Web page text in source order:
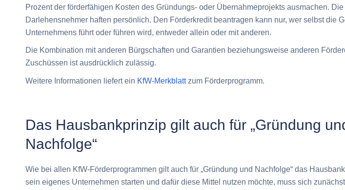
Prozent der förderfähigen Kosten des Gründungs- oder Übernahmeprojekts ausmachen. Die
Darlehensnehmer haften persönlich. Den Förderkredit beantragen kann nur, wer selbst die
Unternehmens führt oder führen wird, entweder allein oder mit anderen.
Die Kombination mit anderen Bürgschaften und Garantien beziehungsweise anderen
Zuschüssen ist ausdrücklich zulässig.
Weitere Informationen liefert ein KfW-Merkblattzum Förderprogramm.
Das Hausbankprinzip gilt auch für „Gründung
Nachfolge“
Wie bei allen KfW-Förderprogrammen gilt auch für „Gründung und Nachfolge“ das
sein eigenes Unternehmen starten und dafür diese Mittel nutzen möchte, muss sich